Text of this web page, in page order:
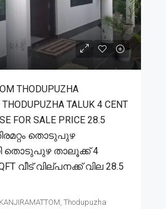
THODUPUZHA
TALUK 4 CENT
FOR SALE PRICE 28.5
തൊടുപുഴ
തൊടുപുഴ താലൂക്ക് 4
വീട് വില്പനക്ക് വില 28.5
Thodupuzha